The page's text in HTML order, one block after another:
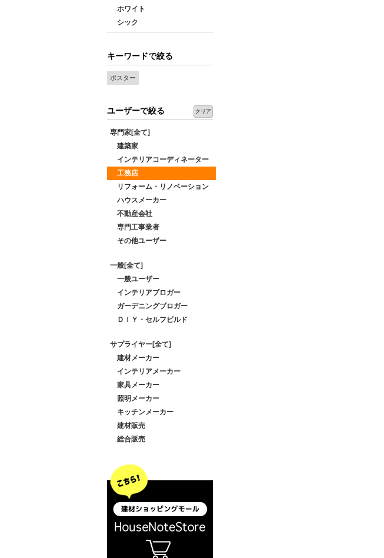
ホワイト
シック
キーワードで絞る
ポスター
ユーザーで絞る クリア
専門家[全て]
建築家
インテリアコーディネーター
工務店
リフォーム・リノベーション
ハウスメーカー
不動産会社
専門工事業者
その他ユーザー
一般[全て]
一般ユーザー
インテリアブロガー
ガーデニングブロガー
ＤＩＹ・セルフビルド
サプライヤー[全て]
建材メーカー
インテリアメーカー
家具メーカー
照明メーカー
キッチンメーカー
建材販売
総合販売